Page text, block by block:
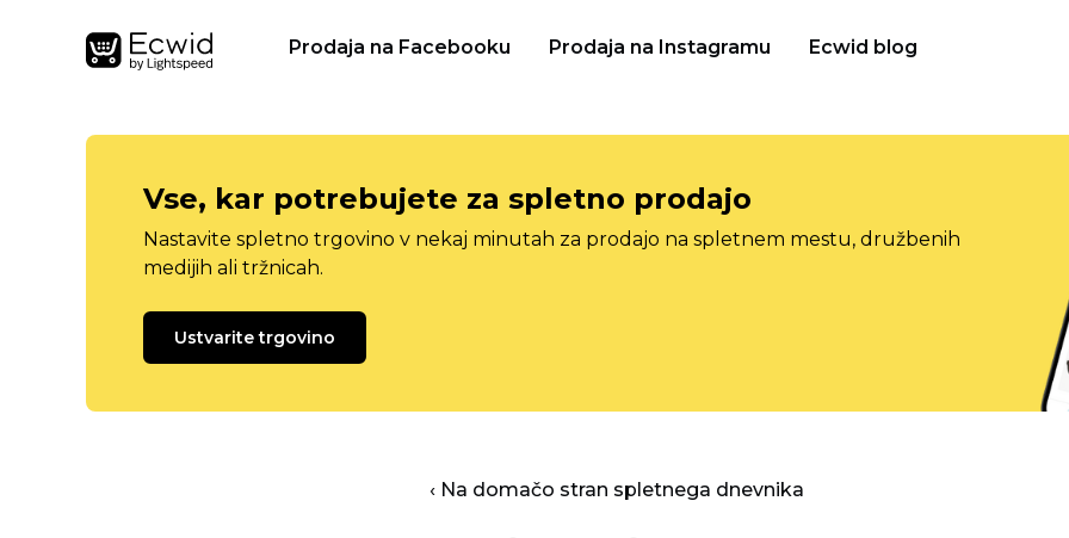
Prodaja na Facebooku Prodaja na Instagramu Ecwid blog
Vse, kar potrebujete za spletno prodajo
Nastavite spletno trgovino v nekaj minutah za prodajo na spletnem mestu, družbenih
medijih ali tržnicah.
Ustvarite trgovino
‹ Na domačo stran spletnega dnevnika